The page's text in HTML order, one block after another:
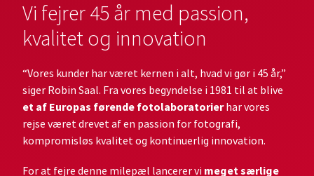
Vi fejrer 45 år med passion,
kvalitet og innovation
“Vores kunder har været kernen i alt, hvad vi gør i 45 år,”
siger Robin Saal. Fra vores begyndelse i 1981 til at blive
et af Europas førende fotolaboratorierhar vores
rejse været drevet af en passion for fotografi,
kompromisløs kvalitet og kontinuerlig innovation.
For at fejre denne milepæl lancerer vi meget særlige